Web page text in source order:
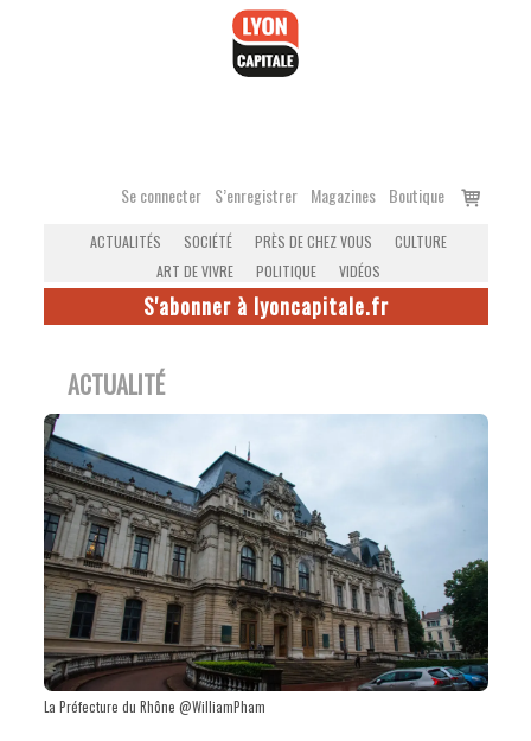
Se connecter S’enregistrer Magazines Boutique
Voir
ACTUALITÉS SOCIÉTÉ PRÈS DE CHEZ VOUS
CULTURE
ART DE VIVRE
POLITIQUE VIDÉOS
S'abonner à lyoncapitale.fr
ACTUALITÉ
La Préfecture du Rhône @WilliamPham